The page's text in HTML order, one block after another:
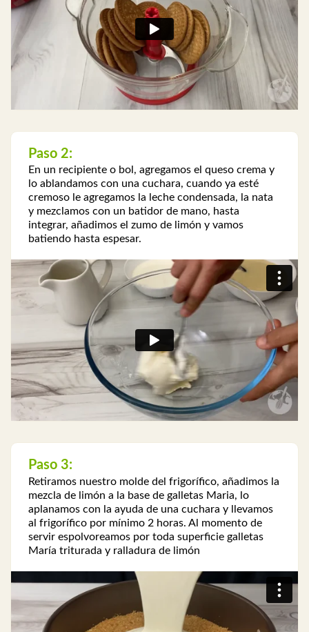
Paso 2:
En un recipiente o bol, agregamos el queso crema y
lo ablandamos con una cuchara, cuando ya esté
cremoso le agregamos la leche condensada, la nata
y mezclamos con un batidor de mano, hasta
integrar, añadimos el zumo de limón y vamos
batiendo hasta espesar.
Paso 3:
Retiramos nuestro molde del frigorífico, añadimos la
mezcla de limón a la base de galletas Maria, lo
aplanamos con la ayuda de una cuchara y llevamos
al frigorífico por mínimo 2 horas. Al momento de
servir espolvoreamos por toda superficie galletas
María triturada y ralladura de limón